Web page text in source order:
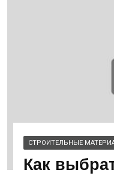
СТРОИТЕЛЬНЫЕ
Как